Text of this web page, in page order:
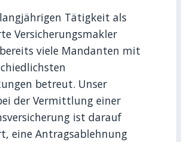
Tätigkeit als
Versicherungsmakler
viele Mandanten mit
betreut. Unser
der Vermittlung einer
ist darauf
eine Antragsablehnung